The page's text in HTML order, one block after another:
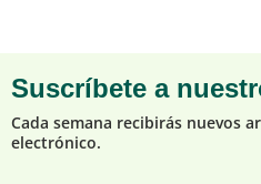
Suscríbete a
Cada semana recibirás nuevos
electrónico.